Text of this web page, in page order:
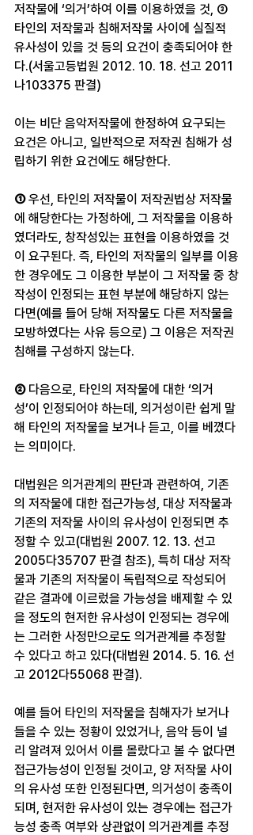
저작물에 ‘의거’하여 이를 이용하였을 것, ③
타인의 저작물과 침해저작물 사이에 실질적
유사성이 있을 것 등의 요건이 충족되어야 한
다.(서울고등법원 2012. 10. 18. 선고 2011
나103375 판결)
이는 비단 음악저작물에 한정하여 요구되는
요건은 아니고, 일반적으로 저작권 침해가 성
립하기 위한 요건에도 해당한다.
① 우선, 타인의 저작물이 저작권법상 저작물
에 해당한다는 가정하에, 그 저작물을 이용하
였더라도, 창작성있는 표현을 이용하였을 것
이 요구된다. 즉, 타인의 저작물의 일부를 이용
한 경우에도 그 이용한 부분이 그 저작물 중 창
작성이 인정되는 표현 부분에 해당하지 않는
다면(예를 들어 당해 저작물도 다른 저작물을
모방하였다는 사유 등으로) 그 이용은 저작권
침해를 구성하지 않는다.
② 다음으로, 타인의 저작물에 대한 ‘의거
성’이 인정되어야 하는데, 의거성이란 쉽게 말
해 타인의 저작물을 보거나 듣고, 이를 베꼈다
는 의미이다.
대법원은 의거관계의 판단과 관련하여, 기존
의 저작물에 대한 접근가능성, 대상 저작물과
기존의 저작물 사이의 유사성이 인정되면 추
정할 수 있고(대법원 2007. 12. 13. 선고
2005다35707 판결 참조), 특히 대상 저작
물과 기존의 저작물이 독립적으로 작성되어
같은 결과에 이르렀을 가능성을 배제할 수 있
을 정도의 현저한 유사성이 인정되는 경우에
는 그러한 사정만으로도 의거관계를 추정할
수 있다고 하고 있다(대법원 2014. 5. 16. 선
고 2012다55068 판결).
예를 들어 타인의 저작물을 침해자가 보거나
들을 수 있는 정황이 있었거나, 음악 등이 널
리 알려져 있어서 이를 몰랐다고 볼 수 없다면
접근가능성이 인정될 것이고, 양 저작물 사이
의 유사성 또한 인정된다면, 의거성이 충족이
되며, 현저한 유사성이 있는 경우에는 접근가
능성 충족 여부와 상관없이 의거관계를 추정